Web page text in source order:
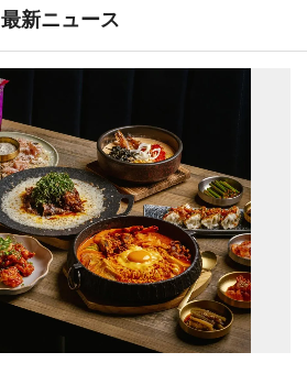
最新ニュース